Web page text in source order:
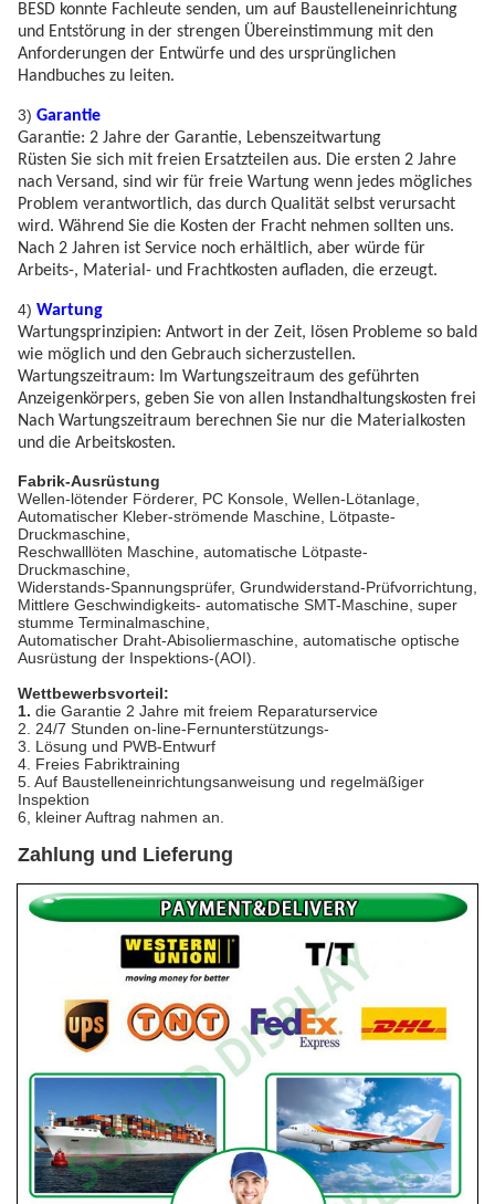
BESD konnte Fachleute senden, um auf Baustelleneinrichtung
und Entstörung in der strengen Übereinstimmung mit den
Anforderungen der Entwürfe und des ursprünglichen
Handbuches zu leiten.
3) Garantie
Garantie: 2 Jahre der Garantie, Lebenszeitwartung
Rüsten Sie sich mit freien Ersatzteilen aus. Die ersten 2 Jahre
nach Versand, sind wir für freie Wartung wenn jedes mögliches
Problem verantwortlich, das durch Qualität selbst verursacht
wird. Während Sie die Kosten der Fracht nehmen sollten uns.
Nach 2 Jahren ist Service noch erhältlich, aber würde für
Arbeits-, Material- und Frachtkosten aufladen, die erzeugt.
4) Wartung
Wartungsprinzipien: Antwort in der Zeit, lösen Probleme so bald
wie möglich und den Gebrauch sicherzustellen.
Wartungszeitraum: Im Wartungszeitraum des geführten
Anzeigenkörpers, geben Sie von allen Instandhaltungskosten frei
Nach Wartungszeitraum berechnen Sie nur die Materialkosten
und die Arbeitskosten.
Fabrik-Ausrüstung
Wellen-lötender Förderer, PC Konsole, Wellen-Lötanlage,
Automatischer Kleber-strömende Maschine, Lötpaste-
Druckmaschine,
Reschwalllöten Maschine, automatische Lötpaste-
Druckmaschine,
Widerstands-Spannungsprüfer, Grundwiderstand-Prüfvorrichtung,
Mittlere Geschwindigkeits- automatische SMT-Maschine, super
stumme Terminalmaschine,
Automatischer Draht-Abisoliermaschine, automatische optische
Ausrüstung der Inspektions-(AOI).
Wettbewerbsvorteil:
1. die Garantie 2 Jahre mit freiem Reparaturservice
2. 24/7 Stunden on-line-Fernunterstützungs-
3. Lösung und PWB-Entwurf
4. Freies Fabriktraining
5. Auf Baustelleneinrichtungsanweisung und regelmäßiger
Inspektion
6, kleiner Auftrag nahmen an.
Zahlung und Lieferung